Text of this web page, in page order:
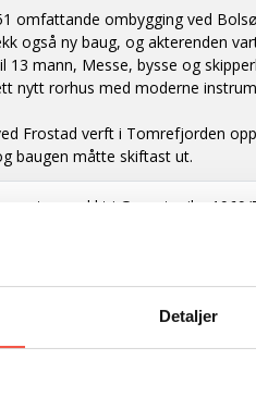
Detaljer
omfattande ombygging ved
også ny baug, og akterenden
13 mann, Messe, bysse og
nytt rorhus med moderne
Frostad verft i Tomrefjorden
baugen måtte skiftast ut.
og søkkt i Gangstøvika 1969/
Brandal var skipper første turen
dieselmotor, Benjamin Brandal